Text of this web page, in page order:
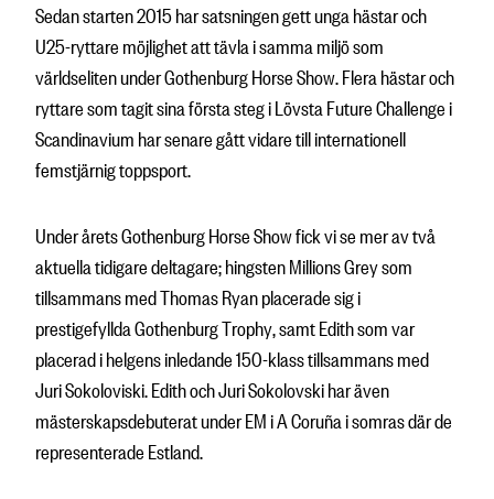
Sedan starten 2015 har satsningen gett unga hästar och
U25-ryttare möjlighet att tävla i samma miljö som
världseliten under Gothenburg Horse Show. Flera hästar och
ryttare som tagit sina första steg i Lövsta Future Challenge i
Scandinavium har senare gått vidare till internationell
femstjärnig toppsport.
Under årets Gothenburg Horse Show fick vi se mer av två
aktuella tidigare deltagare; hingsten Millions Grey som
tillsammans med Thomas Ryan placerade sig i
prestigefyllda Gothenburg Trophy, samt Edith som var
placerad i helgens inledande 150-klass tillsammans med
Juri Sokoloviski. Edith och Juri Sokolovski har även
mästerskapsdebuterat under EM i A Coruña i somras där de
representerade Estland.